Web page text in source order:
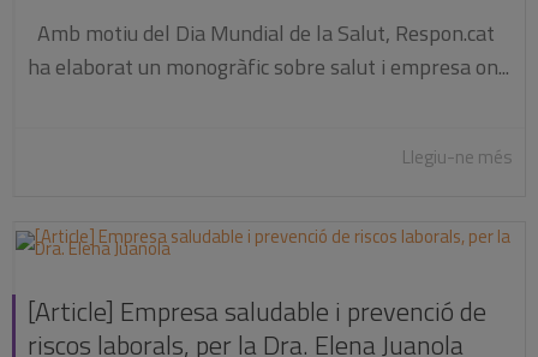
Amb motiu del Dia Mundial de la Salut, Respon.cat
ha elaborat un monogràfic sobre salut i empresa on...
Llegiu-ne més
[Article] Empresa saludable i prevenció de
riscos laborals, per la Dra. Elena Juanola